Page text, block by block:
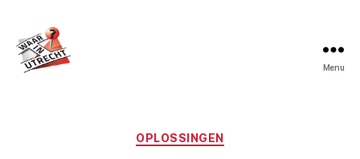
Menu
Categorieën
OPLOSSINGEN